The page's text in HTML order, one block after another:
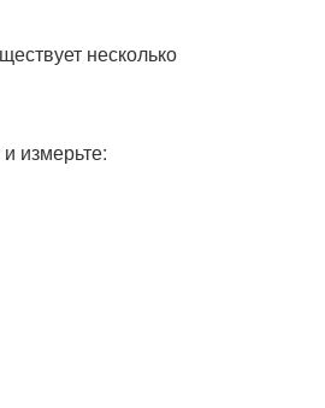
несколько
измерьте: